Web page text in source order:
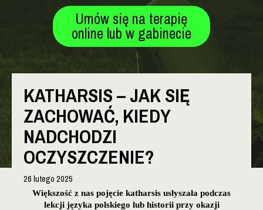
Umów się na terapię
online lub w gabinecie
KATHARSIS – JAK SIĘ
ZACHOWAĆ, KIEDY
NADCHODZI
OCZYSZCZENIE?
26 lutego 2025
Większość z nas pojęcie katharsis usłyszała podczas
lekcji języka polskiego lub historii przy okazji